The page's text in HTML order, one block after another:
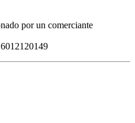
por un comerciante